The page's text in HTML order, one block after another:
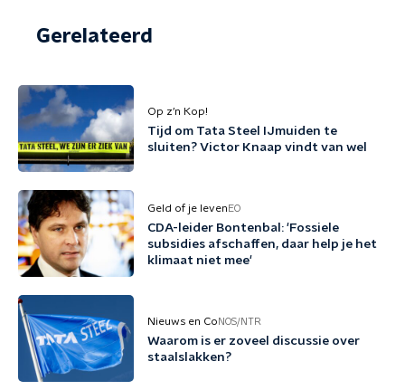
Gerelateerd
Op z’n Kop!
Tijd om Tata Steel IJmuiden te
sluiten? Victor Knaap vindt van wel
Geld of je leven EO
CDA-leider Bontenbal: 'Fossiele
subsidies afschaffen, daar help je het
klimaat niet mee'
Nieuws en Co NOS/NTR
Waarom is er zoveel discussie over
staalslakken?